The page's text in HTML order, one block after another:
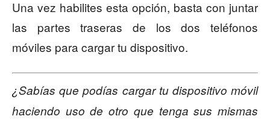
Una vez habilites esta opción, basta con juntar
las partes traseras de los dos teléfonos
móviles para cargar tu dispositivo.
¿Sabías que podías cargar tu dispositivo móvil
haciendo uso de otro que tenga sus mismas